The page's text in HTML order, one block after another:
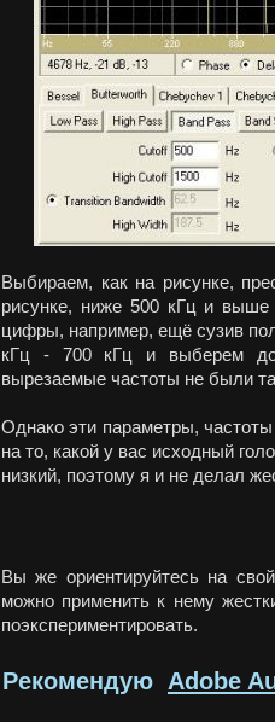
Выбираем, как на рисунке,
рисунке, ниже 500 кГц и
цифры, например, ещё сузив
кГц - 700 кГц и выберем
вырезаемые частоты не были
Однако эти параметры,
на то, какой у вас исходный
низкий, поэтому я и не делал
Вы же ориентируйтесь на
можно применить к нему
поэкспериментировать.
Рекомендую Adobe